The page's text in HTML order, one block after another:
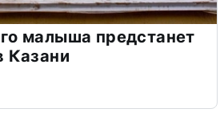
малыша предстанет
Казани